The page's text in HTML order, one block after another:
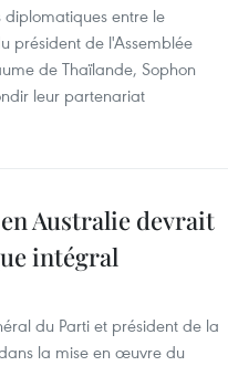
diplomatiques entre le
président de l'Assemblée
de Thaïlande, Sophon
leur partenariat
Australie devrait
intégral
du Parti et président de la
la mise en œuvre du